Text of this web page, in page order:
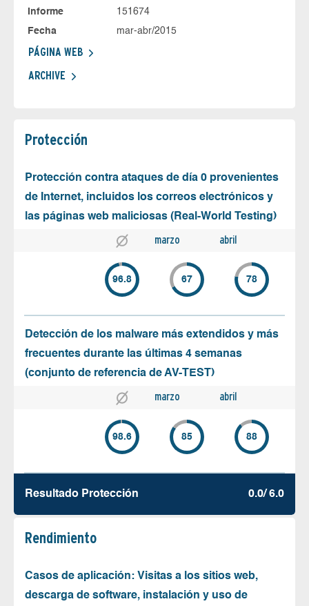
Informe
151674
Fecha
mar-abr/2015
PÁGINA WEB
ARCHIVE
Protección
Protección contra ataques de día 0 provenientes
de Internet, incluidos los correos electrónicos y
las páginas web maliciosas (Real-World Testing)
marzo abril
96.8 67 78
Detección de los malware más extendidos y más
frecuentes durante las últimas 4 semanas
(conjunto de referencia de AV-TEST)
marzo abril
98.6 85 88
Resultado Protección 0.0/ 6.0
Rendimiento
Casos de aplicación: Visitas a los sitios web,
descarga de software, instalación y uso de